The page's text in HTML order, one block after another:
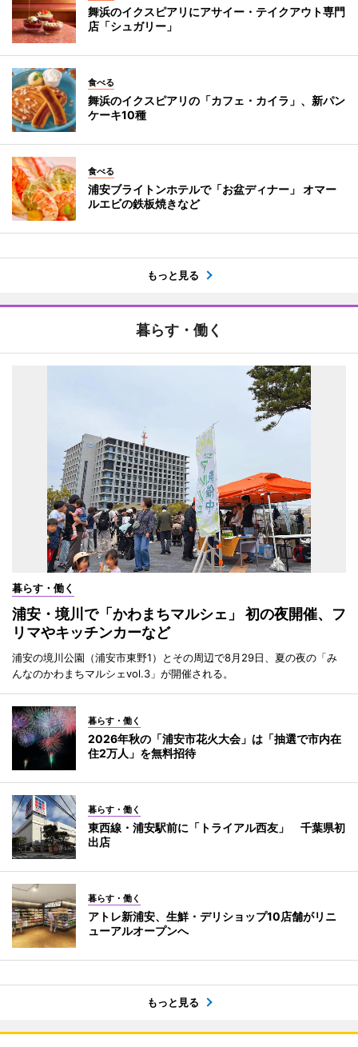
舞浜のイクスピアリにアサイー・テイクアウト専門
店「シュガリー」
食べる
舞浜のイクスピアリの「カフェ・カイラ」、新パン
ケーキ10種
食べる
浦安ブライトンホテルで「お盆ディナー」 オマー
ルエビの鉄板焼きなど
もっと見る
暮らす・働く
暮らす・働く
浦安・境川で「かわまちマルシェ」 初の夜開催、フ
リマやキッチンカーなど
浦安の境川公園（浦安市東野1）とその周辺で8月29日、夏の夜の「み
んなのかわまちマルシェvol.3」が開催される。
暮らす・働く
2026年秋の「浦安市花火大会」は「抽選で市内在
住2万人」を無料招待
暮らす・働く
東西線・浦安駅前に「トライアル西友」 千葉県初
出店
暮らす・働く
アトレ新浦安、生鮮・デリショップ10店舗がリニ
ューアルオープンへ
もっと見る